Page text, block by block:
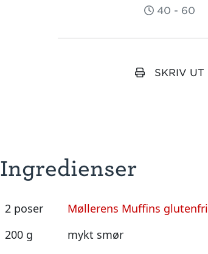
40 - 60
SKRIV UT
Ingredienser
2 poser
Møllerens Muffins glutenfri
200 g
mykt smør